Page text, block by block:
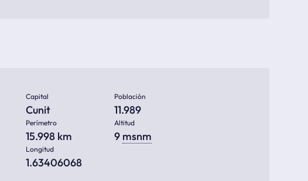
Capital
Cunit
Población
11.989
Perímetro
15.998 km
Altitud
9 msnm
Longitud
1.63406068